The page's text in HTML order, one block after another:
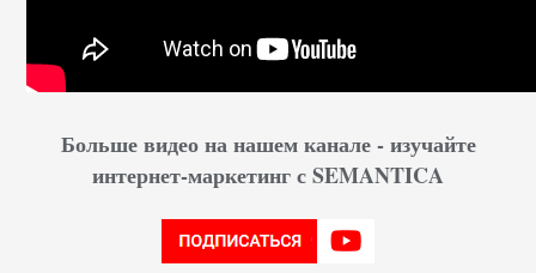
Больше видео на нашем канале - изучайте
интернет-маркетинг с SEMANTICA